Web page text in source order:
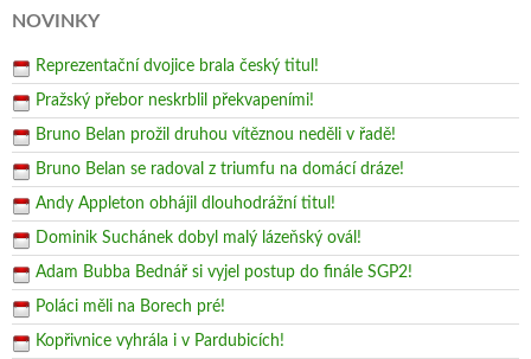
NOVINKY
Reprezentační dvojice brala český titul!
Pražský přebor neskrblil překvapeními!
Bruno Belan prožil druhou vítěznou neděli v řadě!
Bruno Belan se radoval z triumfu na domácí dráze!
Andy Appleton obhájil dlouhodrážní titul!
Dominik Suchánek dobyl malý lázeňský ovál!
Adam Bubba Bednář si vyjel postup do finále SGP2!
Poláci měli na Borech pré!
Kopřivnice vyhrála i v Pardubicích!